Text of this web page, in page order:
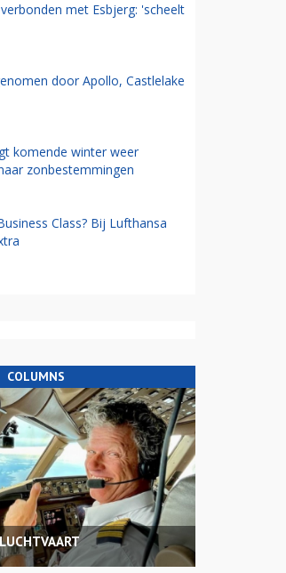
met Esbjerg: 'scheelt
door Apollo, Castlelake
komende winter weer
zonbestemmingen
Class? Bij Lufthansa
COLUMNS